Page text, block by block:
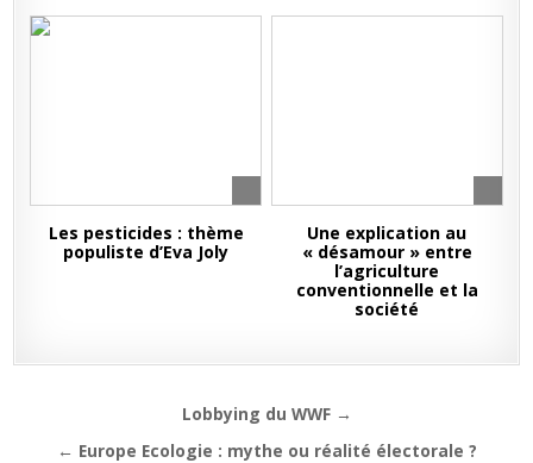
Les pesticides : thème
populiste d’Eva Joly
Une explication au
« désamour » entre
l’agriculture
conventionnelle et la
société
NavigationLobbying du WWF →
← Europe Ecologie : mythe ou réalité électorale ?